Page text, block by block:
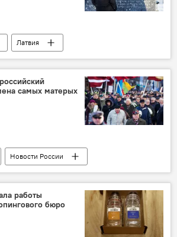
Латвия
Эдгарс Ринкевичс
Холокост
самых матерых
Новости России
Темы
Латвия
Лимонов
работы
бюро